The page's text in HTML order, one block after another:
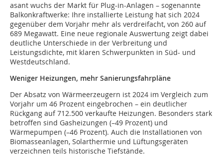
asant wuchs der Markt für Plug-in-Anlagen – sogenannte
Balkonkraftwerke: Ihre installierte Leistung hat sich 2024
gegenüber dem Vorjahr mehr als verdreifacht, von 260 auf
689 Megawatt. Eine neue regionale Auswertung zeigt dabei
deutliche Unterschiede in der Verbreitung und
Leistungsdichte, mit klaren Schwerpunkten in Süd- und
Westdeutschland.
Weniger Heizungen, mehr Sanierungsfahrpläne
Der Absatz von Wärmeerzeugern ist 2024 im Vergleich zum
Vorjahr um 46 Prozent eingebrochen – ein deutlicher
Rückgang auf 712.500 verkaufte Heizungen. Besonders stark
betroffen sind Gasheizungen (–49 Prozent) und
Wärmepumpen (–46 Prozent). Auch die Installationen von
Biomasseanlagen, Solarthermie und Lüftungsgeräten
verzeichnen teils historische Tiefstände.